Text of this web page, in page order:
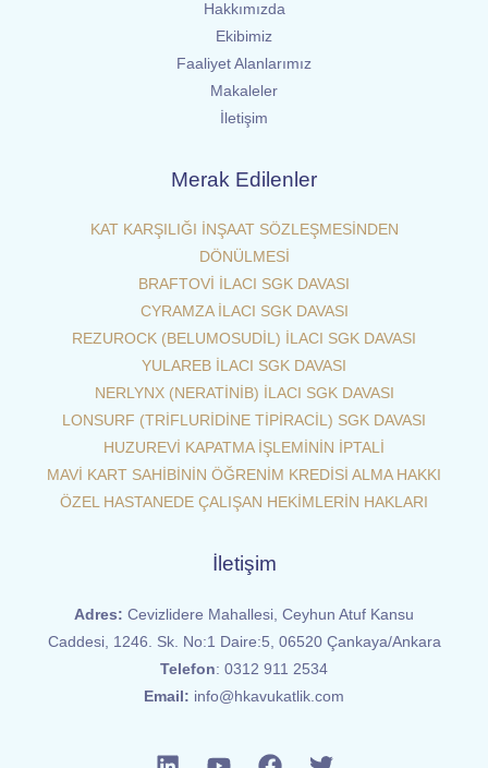
Hakkımızda
Ekibimiz
Faaliyet Alanlarımız
Makaleler
İletişim
Merak Edilenler
KAT KARŞILIĞI İNŞAAT SÖZLEŞMESİNDEN
DÖNÜLMESİ
BRAFTOVİ İLACI SGK DAVASI
CYRAMZA İLACI SGK DAVASI
REZUROCK (BELUMOSUDİL) İLACI SGK DAVASI
YULAREB İLACI SGK DAVASI
NERLYNX (NERATİNİB) İLACI SGK DAVASI
LONSURF (TRİFLURİDİNE TİPİRACİL) SGK DAVASI
HUZUREVİ KAPATMA İŞLEMİNİN İPTALİ
MAVİ KART SAHİBİNİN ÖĞRENİM KREDİSİ ALMA HAKKI
ÖZEL HASTANEDE ÇALIŞAN HEKİMLERİN HAKLARI
İletişim
Adres: Cevizlidere Mahallesi, Ceyhun Atuf Kansu
Caddesi, 1246. Sk. No:1 Daire:5, 06520 Çankaya/Ankara
Telefon: 0312 911 2534
Email: info@hkavukatlik.com